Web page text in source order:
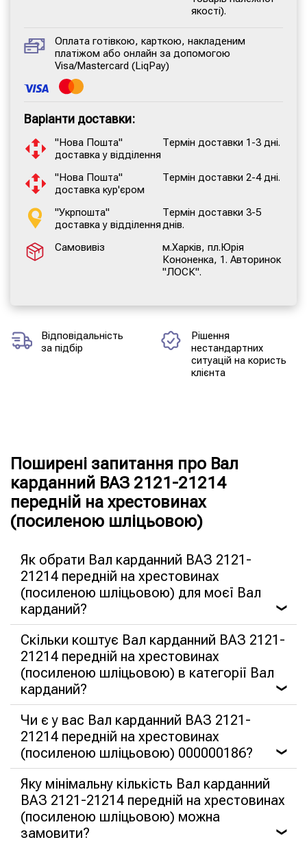
якості).
Оплата готівкою, карткою, накладеним
платіжом або онлайн за допомогою
Visa/Mastercard (LiqPay)
Варіанти доставки:
"Нова Пошта"
доставка у відділення
Термін доставки 1-3 дні.
"Нова Пошта"
доставка кур'єром
Термін доставки 2-4 дні.
"Укрпошта"
доставка у відділення
Термін доставки 3-5
днів.
Самовивіз
м.Харків, пл.Юрія
Кононенка, 1. Авторинок
"ЛОСК".
Відповідальність
за підбір
Рішення
нестандартних
ситуацій на користь
клієнта
Поширені запитання про Вал
карданний ВАЗ 2121-21214
передній на хрестовинах
(посиленою шліцьовою)
Як обрати Вал карданний ВАЗ 2121-
21214 передній на хрестовинах
(посиленою шліцьовою) для моєї Вал
карданий?
❯
Скільки коштує Вал карданний ВАЗ 2121-
21214 передній на хрестовинах
(посиленою шліцьовою) в категорії Вал
карданий?
❯
Чи є у вас Вал карданний ВАЗ 2121-
21214 передній на хрестовинах
(посиленою шліцьовою) 000000186?
❯
Яку мінімальну кількість Вал карданний
ВАЗ 2121-21214 передній на хрестовинах
(посиленою шліцьовою) можна
замовити?
❯